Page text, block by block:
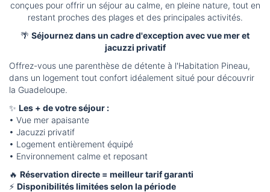
conçues pour offrir un séjour au calme, en pleine nature, tout en
restant proches des plages et des principales activités.
🌴 Séjournez dans un cadre d'exception avec vue mer et
jacuzzi privatif
Offrez-vous une parenthèse de détente à l'Habitation Pineau,
dans un logement tout confort idéalement situé pour découvrir
la Guadeloupe.
✨ Les + de votre séjour :
• Vue mer apaisante
• Jacuzzi privatif
• Logement entièrement équipé
• Environnement calme et reposant
🔥 Réservation directe = meilleur tarif garanti
⚡ Disponibilités limitées selon la période